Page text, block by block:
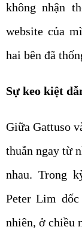
không nhận
website của
hai bên đã
Sự keo kiệt
Giữa Gattuso
thuẫn ngay từ
nhau. Trong
Peter Lim
nhiên, ở chiều